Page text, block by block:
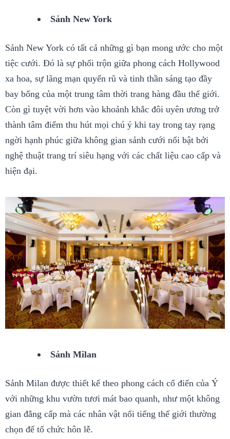
Sảnh New York
Sảnh New York có tất cả những gì bạn mong ước cho một
tiệc cưới. Đó là sự phối trộn giữa phong cách Hollywood
xa hoa, sự lãng mạn quyến rũ và tinh thần sáng tạo đầy
bay bổng của một trung tâm thời trang hàng đầu thế giới.
Còn gì tuyệt vời hơn vào khoảnh khắc đôi uyên ương trở
thành tâm điểm thu hút mọi chú ý khi tay trong tay rạng
ngời hạnh phúc giữa không gian sảnh cưới nổi bật bởi
nghệ thuật trang trí siêu hạng với các chất liệu cao cấp và
hiện đại.
Sảnh Milan
Sảnh Milan được thiết kế theo phong cách cổ điển của Ý
với những khu vườn tươi mát bao quanh, như một không
gian đẳng cấp mà các nhân vật nổi tiếng thế giới thường
chọn để tổ chức hôn lễ.